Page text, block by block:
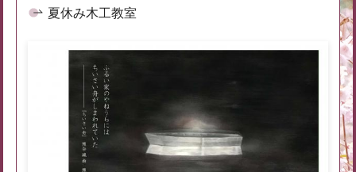
夏休み木工教室